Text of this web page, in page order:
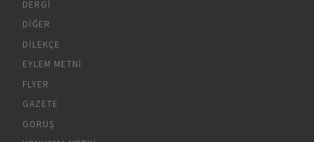
DERGI
DIĞER
DILEKÇE
EYLEM METNI
FLYER
GAZETE
GÖRÜŞ